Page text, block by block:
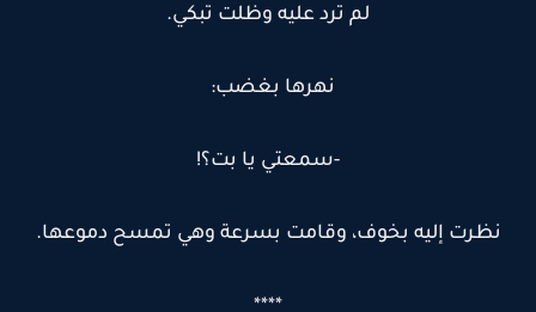
لم ترد عليه وظلت تبكي.
نهرها بغضب:
-سمعتي يا بت؟!
نظرت إليه بخوف، وقامت بسرعة وهي تمسح دموعها.
****